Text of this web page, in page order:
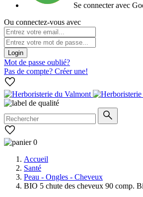
Se connecter avec
Ou connectez-vous avec
Login
Mot de passe oublié?
Pas de compte? Créer une!
0
Accueil
Santé
Peau - Ongles - Cheveux
BIO 5 chute des cheveux 90 comp.